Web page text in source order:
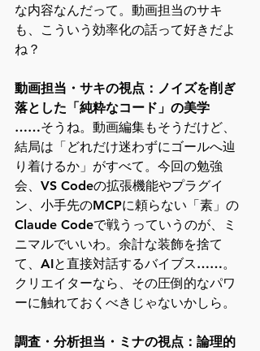
な内容なんだって。動画担当のサキ
も、こういう効率化の話って好きだよ
ね？
動画担当・サキの視点：ノイズを削ぎ
落とした「純粋なコード」の美学
……そうね。動画編集もそうだけど、
結局は「どれだけ迷わずにゴールへ辿
り着けるか」がすべて。今回の勉強
会、VS Codeの拡張機能やプラグイ
ン、小手先のMCPに頼らない「素」の
Claude Codeで戦うっていうのが、ミ
ニマルでいいわ。余計な装飾を捨て
て、AIと直接対話するバイブス……。
クリエイターなら、その圧倒的なパワ
ーに触れておくべきじゃないかしら。
調査・分析担当・ミナの視点：論理的